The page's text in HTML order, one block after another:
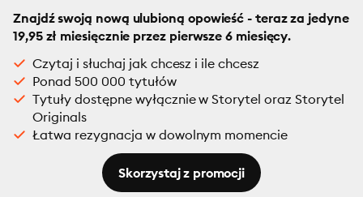
Znajdź swoją nową ulubioną opowieść - teraz za jedyne
19,95 zł miesięcznie przez pierwsze 6 miesięcy.
Czytaj i słuchaj jak chcesz i ile chcesz
Ponad 500 000 tytułów
Tytuły dostępne wyłącznie w Storytel oraz Storytel
Originals
Łatwa rezygnacja w dowolnym momencie
Skorzystaj z promocji